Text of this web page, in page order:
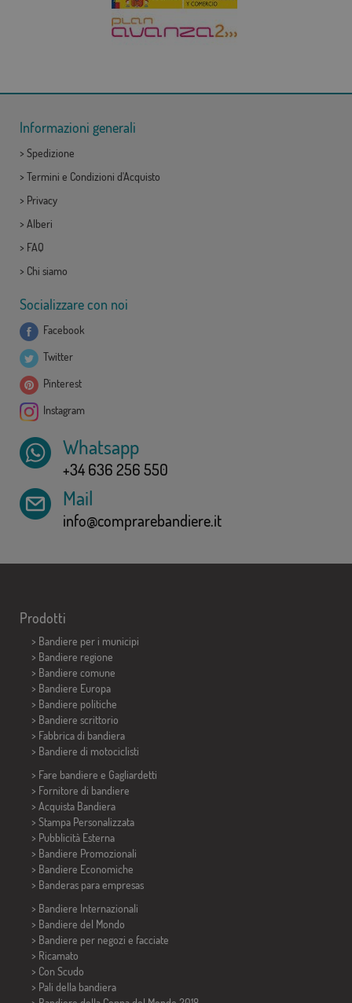
Informazioni generali
> Spedizione
> Termini e Condizioni d'Acquisto
> Privacy
> Alberi
> FAQ
> Chi siamo
Socializzare con noi
Facebook
Twitter
Pinterest
Instagram
Whatsapp
+34 636 256 550
Mail
info@comprarebandiere.it
Prodotti
> Bandiere per i municipi
> Bandiere regione
> Bandiere comune
> Bandiere Europa
> Bandiere politiche
> Bandiere scrittorio
> Fabbrica di bandiera
> Bandiere di motociclisti
> Fare bandiere e Gagliardetti
> Fornitore di bandiere
> Acquista Bandiera
> Stampa Personalizzata
> Pubblicità Esterna
> Bandiere Promozionali
> Bandiere Economiche
> Banderas para empresas
> Bandiere Internazionali
> Bandiere del Mondo
> Bandiere per negozi e facciate
> Ricamato
> Con Scudo
> Pali della bandiera